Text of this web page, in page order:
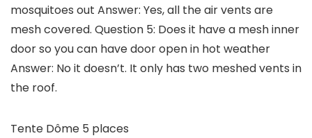
mosquitoes out Answer: Yes, all the air vents are
mesh covered. Question 5: Does it have a mesh inner
door so you can have door open in hot weather
Answer: No it doesn’t. It only has two meshed vents in
the roof.
Tente Dôme 5 places